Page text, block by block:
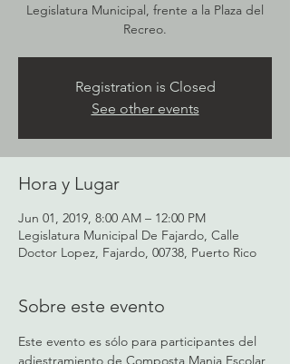
Legislatura Municipal, frente a la Plaza del
Recreo.
Registration is Closed
See other events
Hora y Lugar
Jun 01, 2019, 8:00 AM – 12:00 PM
Legislatura Municipal De Fajardo, Calle
Doctor Lopez, Fajardo, 00738, Puerto Rico
Sobre este evento
Este evento es sólo para participantes del
adiestramiento de Composta Mania Escolar